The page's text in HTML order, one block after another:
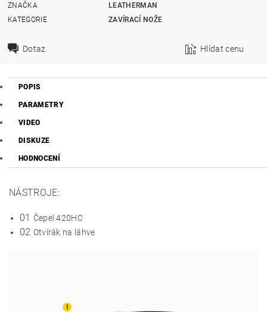
ZNAČKA
LEATHERMAN
KATEGORIE
ZAVÍRACÍ NOŽE
Dotaz Hlídat cenu
POPIS
PARAMETRY
VIDEO
DISKUZE
HODNOCENÍ
NÁSTROJE:
01 Čepel 420HC
02 Otvírák na láhve